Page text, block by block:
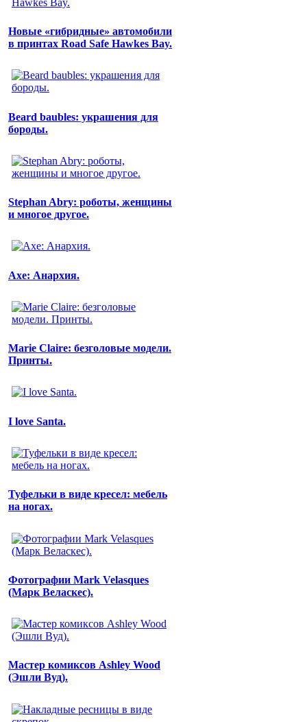
Новые «гибридные» автомобили
в принтах Road Safe Hawkes Bay.
Beard baubles: украшения для
бороды.
Stephan Abry: роботы, женщины
и многое другое.
Axe: Анархия.
Marie Claire: безголовые модели.
Принты.
I love Santa.
Туфельки в виде кресел: мебель
на ногах.
Фотографии Mark Velasques
(Марк Веласкес).
Мастер комиксов Ashley Wood
(Эшли Вуд).